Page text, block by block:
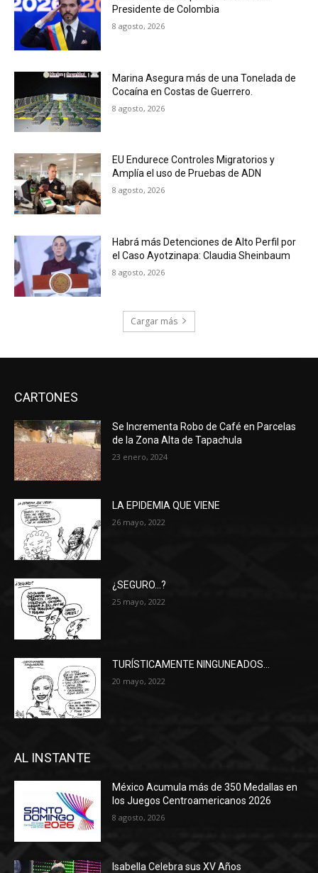
Presidente de Colombia
8 agosto, 2026
Marina Asegura más de una Tonelada de
Cocaína en Costas de Guerrero.
8 agosto, 2026
EU Endurece Controles Migratorios y
Amplía el uso de Pruebas de ADN
8 agosto, 2026
Habrá más Detenciones de Alto Perfil por
el Caso Ayotzinapa: Claudia Sheinbaum
8 agosto, 2026
Cargar más
CARTONES
Se Incrementa Robo de Café en Parcelas
de la Zona Alta de Tapachula
23 enero, 2024
LA EPIDEMIA QUE VIENE
26 mayo, 2022
¿SEGURO…?
25 mayo, 2022
TURÍSTICAMENTE NINGUNEADOS…
20 mayo, 2022
AL INSTANTE
México Acumula más de 350 Medallas en
los Juegos Centroamericanos 2026
8 agosto, 2026
Isabella Celebra sus XV Años